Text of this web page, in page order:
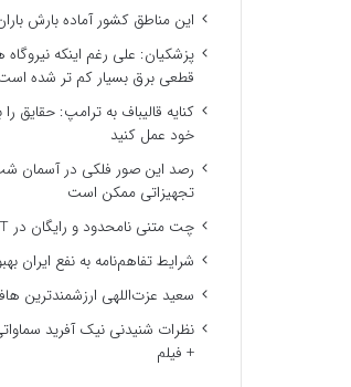
این مناطق کشور آماده بارش
پزشکیان: علی رغم اینکه نیروگاه
قطعی برق بسیار کم تر شده
کنایه قالیباف به ترامپ: حقایق
خود عمل کنید
رصد این صور فلکی در آسمان
تجهیزاتی ممکن است
چت متنی نامحدود و رایگان در ChatGPT
شرایط تفاهم‌نامه به نفع ایران
سعید عزت‌اللهی ارزشمندترین
نظرات شنیدنی نیک آفرید
+ فیلم